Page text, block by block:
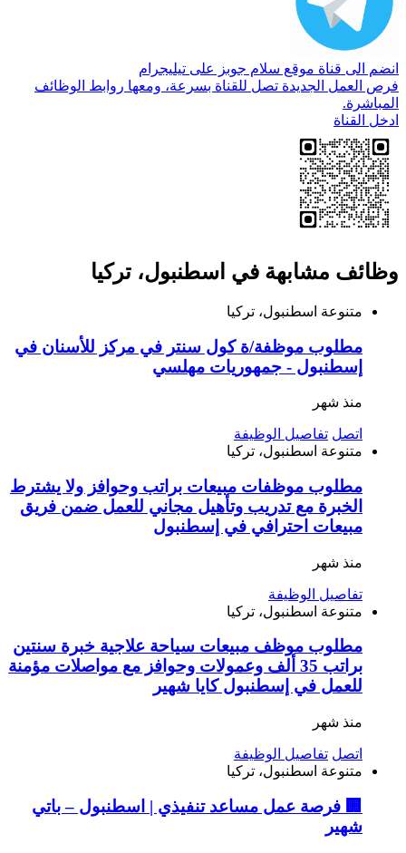
انضم الى قناة موقع سلام جوبز على تيليجرام
فرص العمل الجديدة تصل للقناة بسرعة، ومعها روابط الوظائف
المباشرة.
ادخل القناة
وظائف مشابهة في اسطنبول، تركيا
متنوعة اسطنبول، تركيا
مطلوب موظفة/ة كول سنتر في مركز للأسنان في
إسطنبول - جمهوريات مهلسي
منذ شهر
اتصل تفاصيل الوظيفة
متنوعة اسطنبول، تركيا
مطلوب موظفات مبيعات براتب وحوافز ولا يشترط
الخبرة مع تدريب وتأهيل مجاني للعمل ضمن فريق
مبيعات احترافي في إسطنبول
منذ شهر
تفاصيل الوظيفة
متنوعة اسطنبول، تركيا
مطلوب موظف مبيعات سياحة علاجية خبرة سنتين
براتب 35 ألف وعمولات وحوافز مع مواصلات مؤمنة
للعمل في إسطنبول كايا شهير
منذ شهر
اتصل تفاصيل الوظيفة
متنوعة اسطنبول، تركيا
🏢 فرصة عمل مساعد تنفيذي | اسطنبول – باتي
شهير